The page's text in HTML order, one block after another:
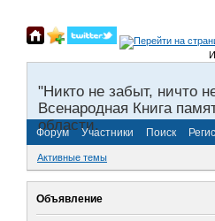
"Никто не забыт, ничто
Всенародная Книга
области.
Форум Участники Поиск
Активные темы
Объявление